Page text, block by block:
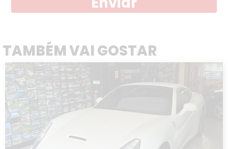
TAMBÉM VAI GOSTAR